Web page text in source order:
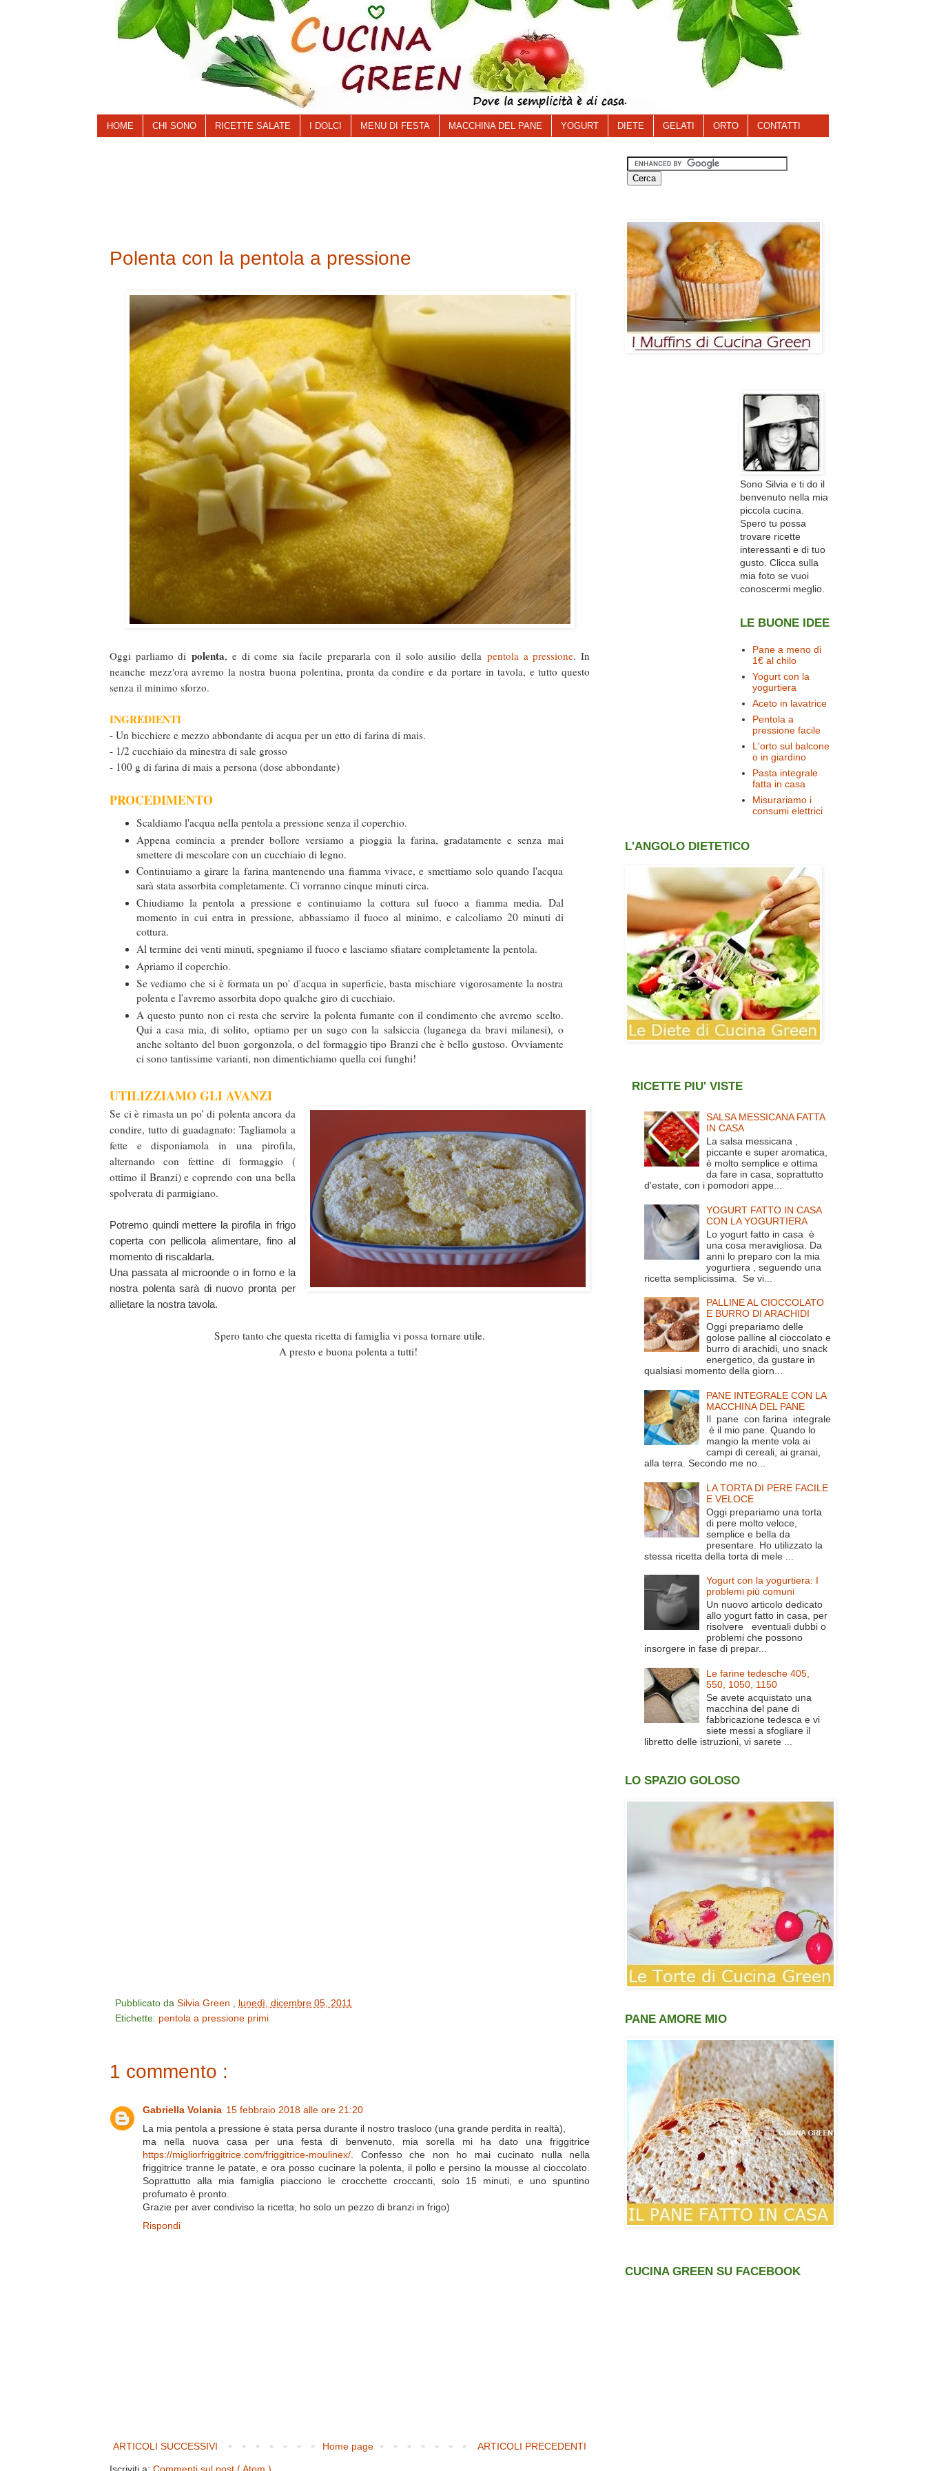
HOME CHI SONO RICETTE SALATE I DOLCI MENU DI FESTA MACCHINA DEL PANE YOGURT DIETE GELATI ORTO CONTATTI
Polenta con la pentola a pressione
Oggi parliamo dipolenta, e di come sia facile prepararla con il solo ausilio della pentola a pressione. In
neanche mezz'ora avremo la nostra buona polentina, pronta da condire e da portare in tavola, e tutto questo
senza il minimo sforzo.
INGREDIENTI
- Un bicchiere e mezzo abbondante di acqua per un etto di farina di mais.
- 1/2 cucchiaio da minestra di sale grosso
- 100 g di farina di mais a persona (dose abbondante)
PROCEDIMENTO
Scaldiamo l'acqua nella pentola a pressione senza il coperchio.
Appena comincia a prender bollore versiamo a pioggia la farina, gradatamente e senza mai
smettere di mescolare con un cucchiaio di legno.
Continuiamo a girare la farina mantenendo una fiamma vivace, e smettiamo solo quando l'acqua
sarà stata assorbita completamente. Ci vorranno cinque minuti circa.
Chiudiamo la pentola a pressione e continuiamo la cottura sul fuoco a fiamma media. Dal
momento in cui entra in pressione, abbassiamo il fuoco al minimo, e calcoliamo 20 minuti di
cottura.
Al termine dei venti minuti, spegniamo il fuoco e lasciamo sfiatare completamente la pentola.
Apriamo il coperchio.
Se vediamo che si è formata un po' d'acqua in superficie, basta mischiare vigorosamente la nostra
polenta e l'avremo assorbita dopo qualche giro di cucchiaio.
A questo punto non ci resta che servire la polenta fumante con il condimento che avremo scelto.
Qui a casa mia, di solito, optiamo per un sugo con la salsiccia (luganega da bravi milanesi), o
anche soltanto del buon gorgonzola, o del formaggio tipo Branzi che è bello gustoso. Ovviamente
ci sono tantissime varianti, non dimentichiamo quella coi funghi!
UTILIZZIAMO GLI AVANZI
Se ci è rimasta un po' di polenta ancora da
condire, tutto di guadagnato: Tagliamola a
fette e disponiamola in una pirofila,
alternando con fettine di formaggio (
ottimo il Branzi) e coprendo con una bella
spolverata di parmigiano.
Potremo quindi mettere la pirofila in frigo
coperta con pellicola alimentare, fino al
momento di riscaldarla.
Una passata al microonde o in forno e la
nostra polenta sarà di nuovo pronta per
allietare la nostra tavola.
Spero tanto che questa ricetta di famiglia vi possa tornare utile.
A presto e buona polenta a tutti!
Pubblicato da Silvia Green , lunedì, dicembre 05, 2011
Etichette: pentola a pressione primi
1 commento :
Gabriella Volania 15 febbraio 2018 alle ore 21:20
La mia pentola a pressione è stata persa durante il nostro trasloco (una grande perdita in realtà),
ma nella nuova casa per una festa di benvenuto, mia sorella mi ha dato una friggitrice
https://migliorfriggitrice.com/friggitrice-moulinex/. Confesso che non ho mai cucinato nulla nella
friggitrice tranne le patate, e ora posso cucinare la polenta, il pollo e persino la mousse al cioccolato.
Soprattutto alla mia famiglia piacciono le crocchette croccanti, solo 15 minuti, e uno spuntino
profumato è pronto.
Grazie per aver condiviso la ricetta, ho solo un pezzo di branzi in frigo)
Rispondi
ARTICOLI SUCCESSIVI ARTICOLI PRECEDENTI
Home page
Sono Silvia e ti do il
benvenuto nella mia
piccola cucina.
Spero tu possa
trovare ricette
interessanti e di tuo
gusto. Clicca sulla
mia foto se vuoi
conoscermi meglio.
LE BUONE IDEE
Pane a meno di
1€ al chilo
Yogurt con la
yogurtiera
Aceto in lavatrice
Pentola a
pressione facile
L'orto sul balcone
o in giardino
Pasta integrale
fatta in casa
Misurariamo i
consumi elettrici
L'ANGOLO DIETETICO
RICETTE PIU' VISTE
SALSA MESSICANA FATTA
IN CASA
La salsa messicana ,
piccante e super aromatica,
è molto semplice e ottima
da fare in casa, soprattutto
d'estate, con i pomodori appe...
YOGURT FATTO IN CASA
CON LA YOGURTIERA
Lo yogurt fatto in casa è
una cosa meravigliosa. Da
anni lo preparo con la mia
yogurtiera , seguendo una
ricetta semplicissima. Se vi...
PALLINE AL CIOCCOLATO
E BURRO DI ARACHIDI
Oggi prepariamo delle
golose palline al cioccolato e
burro di arachidi, uno snack
energetico, da gustare in
qualsiasi momento della giorn...
PANE INTEGRALE CON LA
MACCHINA DEL PANE
Il pane con farina integrale
è il mio pane. Quando lo
mangio la mente vola ai
campi di cereali, ai granai,
alla terra. Secondo me no...
LA TORTA DI PERE FACILE
E VELOCE
Oggi prepariamo una torta
di pere molto veloce,
semplice e bella da
presentare. Ho utilizzato la
stessa ricetta della torta di mele ...
Yogurt con la yogurtiera: I
problemi più comuni
Un nuovo articolo dedicato
allo yogurt fatto in casa, per
risolvere eventuali dubbi o
problemi che possono
insorgere in fase di prepar...
Le farine tedesche 405,
550, 1050, 1150
Se avete acquistato una
macchina del pane di
fabbricazione tedesca e vi
siete messi a sfogliare il
libretto delle istruzioni, vi sarete ...
LO SPAZIO GOLOSO
PANE AMORE MIO
CUCINA GREEN SU FACEBOOK